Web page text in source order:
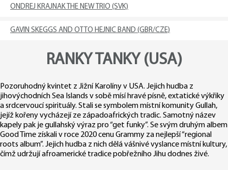
ONDREJ KRAJNAK THE NEW TRIO (SVK)
GAVIN SKEGGS AND OTTO HEJNIC BAND (GBR/CZE)
RANKY TANKY (USA)
Pozoruhodný kvintet z Jižní Karolíny v USA. Jejich hudba z
jihovýchodních Sea Islands v sobě mísí hravé písně, extatické výkřiky
a srdcervoucí spirituály. Stali se symbolem místní komunity Gullah,
jejíž kořeny vycházejí ze západoafrických tradic. Samotný název
kapely pak je gullahský výraz pro “get funky”. Se svým druhým albem
Good Time získali v roce 2020 cenu Grammy za nejlepší “regional
roots album”. Jejich hudba z nich dělá vášnivé vyslance místní kultury,
čímž udržují afroamerické tradice pobřežního Jihu dodnes živé.